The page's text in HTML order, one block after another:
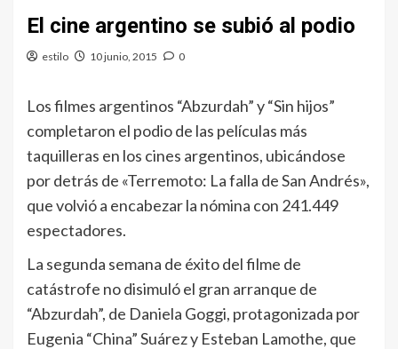
El cine argentino se subió al podio
estilo 10 junio, 2015 0
Los filmes argentinos “Abzurdah” y “Sin hijos”
completaron el podio de las películas más
taquilleras en los cines argentinos, ubicándose
por detrás de «Terremoto: La falla de San Andrés»,
que volvió a encabezar la nómina con 241.449
espectadores.
La segunda semana de éxito del filme de
catástrofe no disimuló el gran arranque de
“Abzurdah”, de Daniela Goggi, protagonizada por
Eugenia “China” Suárez y Esteban Lamothe, que